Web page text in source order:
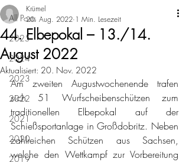
All Posts
2025
2024
2023
2022
2021
2020
2019
44. Elbepokal – 13./14.
August 2022
Krümel
20. Aug. 2022 1 Min. Lesezeit
Aktualisiert: 20. Nov. 2022
Am zweiten Augustwochenende trafen
sich 51 Wurfscheibenschützen zum
traditionellen Elbepokal auf der
Schießsportanlage in Großdobritz. Neben
zahlreichen Schützen aus Sachsen,
welche den Wettkampf zur Vorbereitung